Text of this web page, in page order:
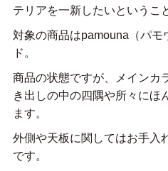
テリアを一新したいというこ
対象の商品はpamouna（パモ
ド。
商品の状態ですが、メインカ
き出しの中の四隅や所々にほ
ます。
外側や天板に関してはお手入
です。